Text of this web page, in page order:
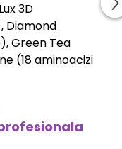
3D
Diamond
Green Tea
(18 aminoacizi